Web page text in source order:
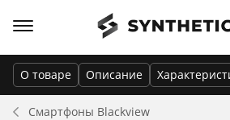
Смартфоны Blackview
О товаре Описание